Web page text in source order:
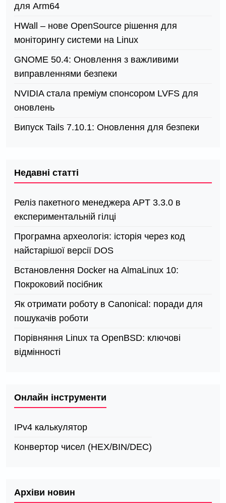
для Arm64
HWall – нове OpenSource рішення для
моніторингу системи на Linux
GNOME 50.4: Оновлення з важливими
виправленнями безпеки
NVIDIA стала преміум спонсором LVFS для
оновлень
Випуск Tails 7.10.1: Оновлення для безпеки
Недавні статті
Реліз пакетного менеджера APT 3.3.0 в
експериментальній гілці
Програмна археологія: історія через код
найстарішої версії DOS
Встановлення Docker на AlmaLinux 10:
Покроковий посібник
Як отримати роботу в Canonical: поради для
пошукачів роботи
Порівняння Linux та OpenBSD: ключові
відмінності
Онлайн інструменти
IPv4 калькулятор
Конвертор чисел (HEX/BIN/DEC)
Архіви новин